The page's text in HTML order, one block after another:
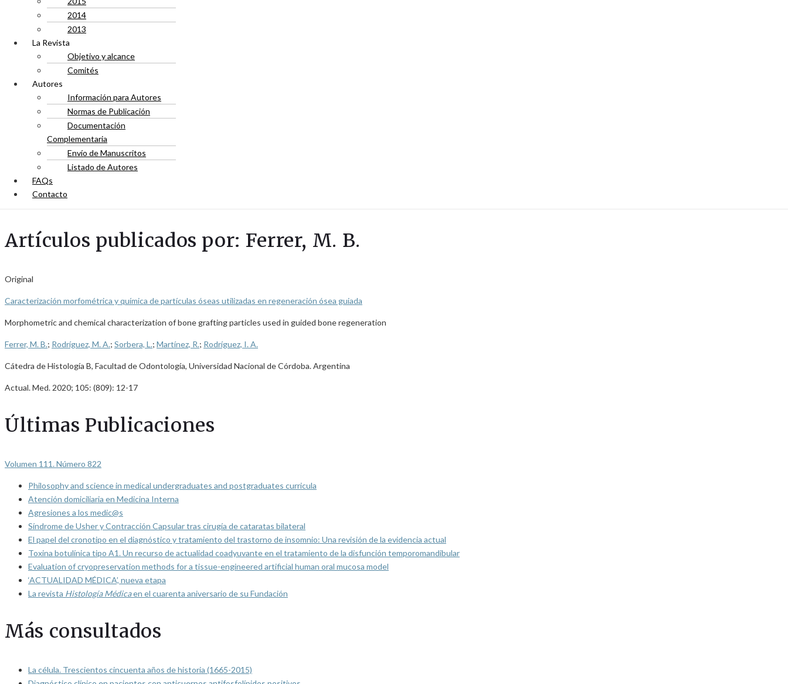
2014
2013
La Revista
Objetivo y alcance
Comités
Autores
Información para Autores
Normas de Publicación
Documentación
Complementaria
Envío de Manuscritos
Listado de Autores
FAQs
Contacto
Artículos publicados por: Ferrer, M. B.
Original
Caracterización morfométrica y química de partículas óseas utilizadas en regeneración ósea guiada
Morphometric and chemical characterization of bone grafting particles used in guided bone regeneration
Ferrer, M. B.; Rodríguez, M. A.; Sorbera, L.; Martínez, R.; Rodríguez, I. A.
Cátedra de Histología B, Facultad de Odontología, Universidad Nacional de Córdoba. Argentina
Actual. Med. 2020; 105: (809): 12-17
Últimas Publicaciones
Volumen 111. Número 822
Philosophy and science in medical undergraduates and postgraduates curricula
Atención domiciliaria en Medicina Interna
Agresiones a los medic@s
Síndrome de Usher y Contracción Capsular tras cirugía de cataratas bilateral
El papel del cronotipo en el diagnóstico y tratamiento del trastorno de insomnio: Una revisión de la evidencia actual
Toxina botulínica tipo A1. Un recurso de actualidad coadyuvante en el tratamiento de la disfunción temporomandibular
Evaluation of cryopreservation methods for a tissue-engineered artificial human oral mucosa model
‘ACTUALIDAD MÉDICA’, nueva etapa
La revista Histología Médicaen el cuarenta aniversario de su Fundación
Más consultados
La célula. Trescientos cincuenta años de historia (1665-2015)